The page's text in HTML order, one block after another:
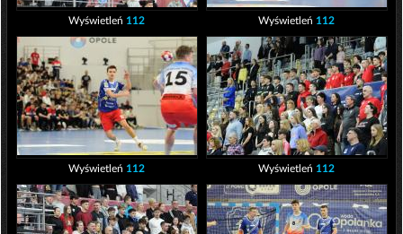
Wyświetleń 112 Wyświetleń 112
Wyświetleń 112 Wyświetleń 112